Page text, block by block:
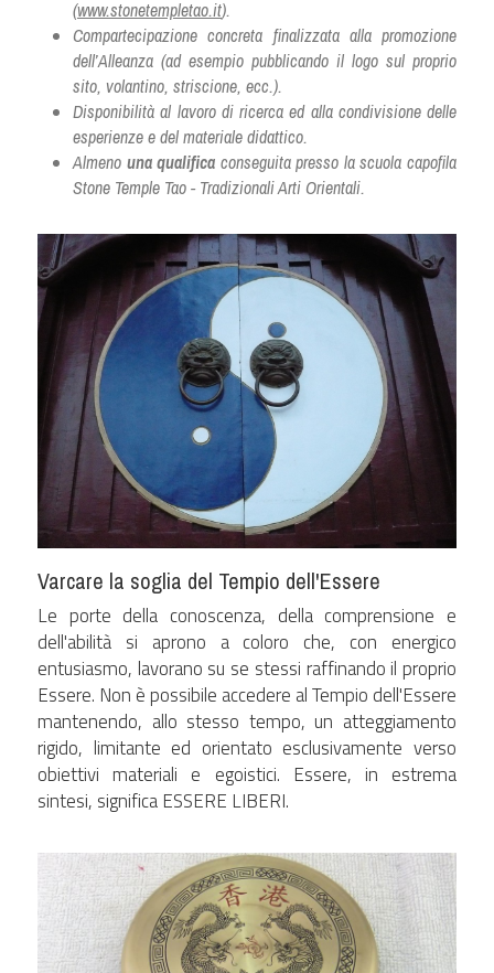
(www.stonetempletao.it).
Compartecipazione concreta finalizzata alla promozione
dell’Alleanza (ad esempio pubblicando il logo sul proprio
sito, volantino, striscione, ecc.).
Disponibilità al lavoro di ricerca ed alla condivisione delle
esperienze e del materiale didattico.
Almeno una qualifica conseguita presso la scuola capofila
Stone Temple Tao - Tradizionali Arti Orientali.
Varcare la soglia del Tempio dell'Essere
Le porte della conoscenza, della comprensione e
dell'abilità si aprono a coloro che, con energico
entusiasmo, lavorano su se stessi raffinando il proprio
Essere. Non è possibile accedere al Tempio dell'Essere
mantenendo, allo stesso tempo, un atteggiamento
rigido, limitante ed orientato esclusivamente verso
obiettivi materiali e egoistici. Essere, in estrema
sintesi, significa ESSERE LIBERI.